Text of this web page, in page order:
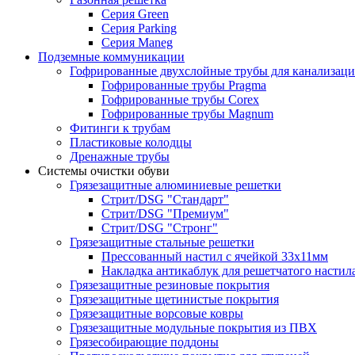
Серия Green
Серия Parking
Серия Maneg
Подземные коммуникации
Гофрированные двухслойные трубы для
Гофрированные трубы Pragma
Гофрированные трубы Corex
Гофрированные трубы Magnum
Фитинги к трубам
Пластиковые колодцы
Дренажные трубы
Системы очистки обуви
Грязезащитные алюминиевые решетки
Стрит/DSG "Стандарт"
Стрит/DSG "Премиум"
Стрит/DSG "Стронг"
Грязезащитные стальные решетки
Прессованный настил с ячейкой 33х11мм
Накладка антикаблук для решетчатого
Грязезащитные резиновые покрытия
Грязезащитные щетинистые покрытия
Грязезащитные ворсовые ковры
Грязезащитные модульные покрытия из ПВХ
Грязесобирающие поддоны